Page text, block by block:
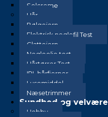
Solcreme
Hår
Bølgejern
Elektrisk neglefil Test
Glattejern
Negleolie test
Hårtørrer Test
IPL hårfjerner
Lusemiddel
Næsetrimmer
Sundhed og velvære
Hobby